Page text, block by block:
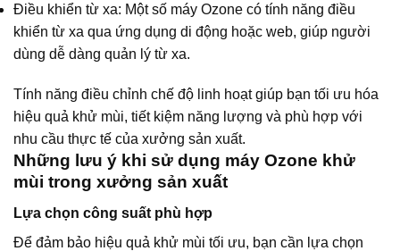
Điều khiển từ xa: Một số máy Ozone có tính năng điều
khiển từ xa qua ứng dụng di động hoặc web, giúp người
dùng dễ dàng quản lý từ xa.
Tính năng điều chỉnh chế độ linh hoạt giúp bạn tối ưu hóa
hiệu quả khử mùi, tiết kiệm năng lượng và phù hợp với
nhu cầu thực tế của xưởng sản xuất.
Những lưu ý khi sử dụng máy Ozone khử
mùi trong xưởng sản xuất
Lựa chọn công suất phù hợp
Để đảm bảo hiệu quả khử mùi tối ưu, bạn cần lựa chọn